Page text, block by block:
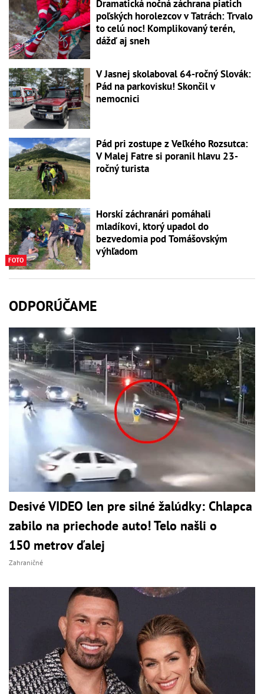
Dramatická nočná záchrana piatich
poľských horolezcov v Tatrách: Trvalo
to celú noc! Komplikovaný terén,
dážď aj sneh
V Jasnej skolaboval 64-ročný Slovák:
Pád na parkovisku! Skončil v
nemocnici
Pád pri zostupe z Veľkého Rozsutca:
V Malej Fatre si poranil hlavu 23-
ročný turista
FOTO
Horskí záchranári pomáhali
mladíkovi, ktorý upadol do
bezvedomia pod Tomášovským
výhľadom
ODPORÚČAME
Desivé VIDEO len pre silné žalúdky: Chlapca
zabilo na priechode auto! Telo našli o
150 metrov ďalej
Zahraničné